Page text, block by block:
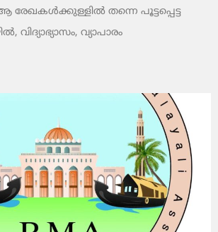
രേഖകൾക്കുള്ളിൽ തന്നെ പൂട്ടപ്പെട്ട
വിദ്യാഭ്യാസം, വ്യാപാരം